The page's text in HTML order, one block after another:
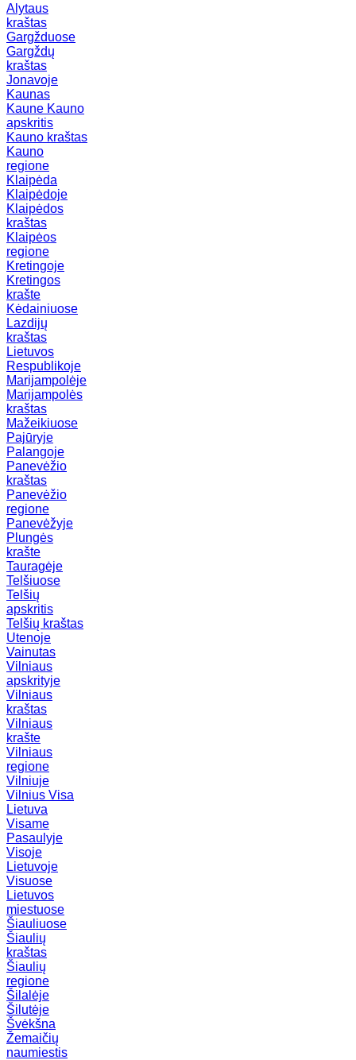
Alytaus
kraštas
Gargžduose
Gargždų
kraštas
Jonavoje
Kaunas
Kaune Kauno
apskritis
Kauno kraštas
Kauno
regione
Klaipėda
Klaipėdoje
Klaipėdos
kraštas
Klaipėos
regione
Kretingoje
Kretingos
krašte
Kėdainiuose
Lazdijų
kraštas
Lietuvos
Respublikoje
Marijampolėje
Marijampolės
kraštas
Mažeikiuose
Pajūryje
Palangoje
Panevėžio
kraštas
Panevėžio
regione
Panevėžyje
Plungės
krašte
Tauragėje
Telšiuose
Telšių
apskritis
Telšių kraštas
Utenoje
Vainutas
Vilniaus
apskrityje
Vilniaus
kraštas
Vilniaus
krašte
Vilniaus
regione
Vilniuje
Vilnius Visa
Lietuva
Visame
Pasaulyje
Visoje
Lietuvoje
Visuose
Lietuvos
miestuose
Šiauliuose
Šiaulių
kraštas
Šiaulių
regione
Šilalėje
Šilutėje
Švėkšna
Žemaičių
naumiestis